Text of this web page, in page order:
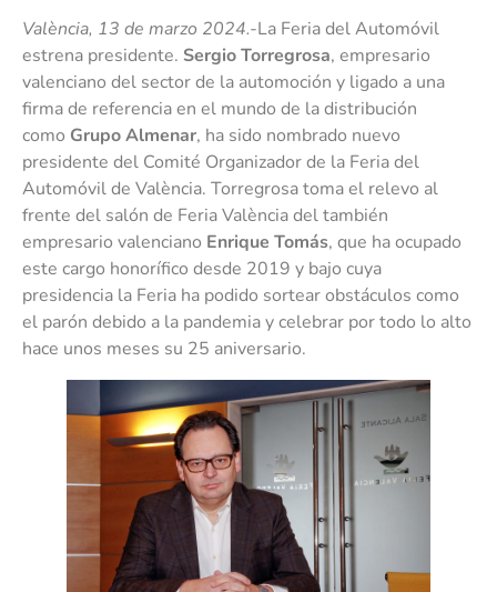
València, 13 de marzo 2024.-La Feria del Automóvil
estrena presidente. Sergio Torregrosa, empresario
valenciano del sector de la automoción y ligado a una
firma de referencia en el mundo de la distribución
como Grupo Almenar, ha sido nombrado nuevo
presidente del Comité Organizador de la Feria del
Automóvil de València. Torregrosa toma el relevo al
frente del salón de Feria València del también
empresario valenciano Enrique Tomás, que ha ocupado
este cargo honorífico desde 2019 y bajo cuya
presidencia la Feria ha podido sortear obstáculos como
el parón debido a la pandemia y celebrar por todo lo alto
hace unos meses su 25 aniversario.